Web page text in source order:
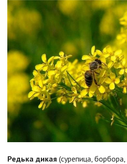
Редька дикая (сурепица, борбора,